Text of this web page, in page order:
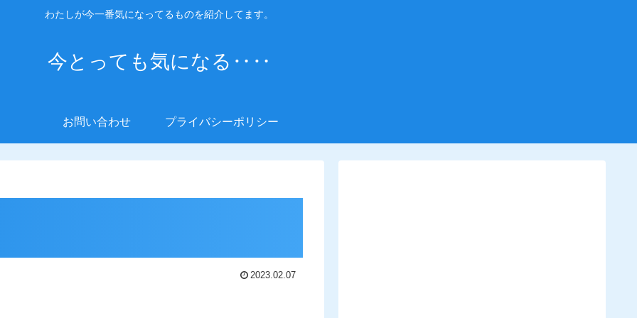
わたしが今一番気になってるものを紹介してます。
今とっても気になる‥‥
お問い合わせ プライバシーポリシー
2023.02.07